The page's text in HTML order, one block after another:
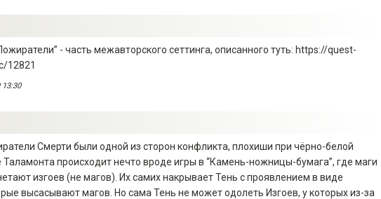
- часть межавторского сеттинга, описанного туть: https://quest-
12821
13:30
Смерти были одной из сторон конфликта, плохиши при чёрно-белой
Таламонта происходит нечто вроде игры в “Камень-ножницы-бумага”, где маги
изгоев (не магов). Их самих накрывает Тень с проявлением в виде
высасывают магов. Но сама Тень не может одолеть Изгоев, у которых из-за